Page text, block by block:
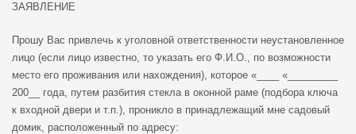
ЗАЯВЛЕНИЕ
Прошу Вас привлечь к уголовной ответственности неустановленное
лицо (если лицо известно, то указать его Ф.И.О., по возможности
место его проживания или нахождения), которое «____ «_________
200__ года, путем разбития стекла в оконной раме (подбора ключа
к входной двери и т.п.), проникло в принадлежащий мне садовый
домик, расположенный по адресу: